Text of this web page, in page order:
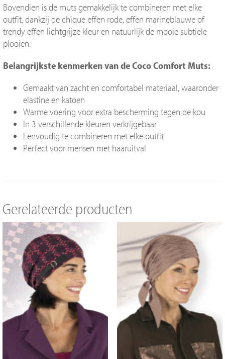
Bovendien is de muts gemakkelijk te combineren met elke
outfit, dankzij de chique effen rode, effen marineblauwe of
trendy effen lichtgrijze kleur en natuurlijk de mooie subtiele
plooien.
Belangrijkste kenmerken van de Coco Comfort Muts:
Gemaakt van zacht en comfortabel materiaal, waaronder
elastine en katoen
Warme voering voor extra bescherming tegen de kou
In 3 verschillende kleuren verkrijgebaar
Eenvoudig te combineren met elke outfit
Perfect voor mensen met haaruitval
Gerelateerde producten